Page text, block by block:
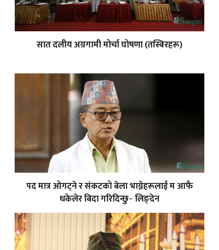
सात दलीय अग्रगामी मोर्चा घोषणा (तस्बिरहरू)
पद मात्र ओगट्ने र संकटको बेला भाग्नेहरूलाई म आफै
धकेलेर बिदा गरिदिन्छु− लिङ्देन